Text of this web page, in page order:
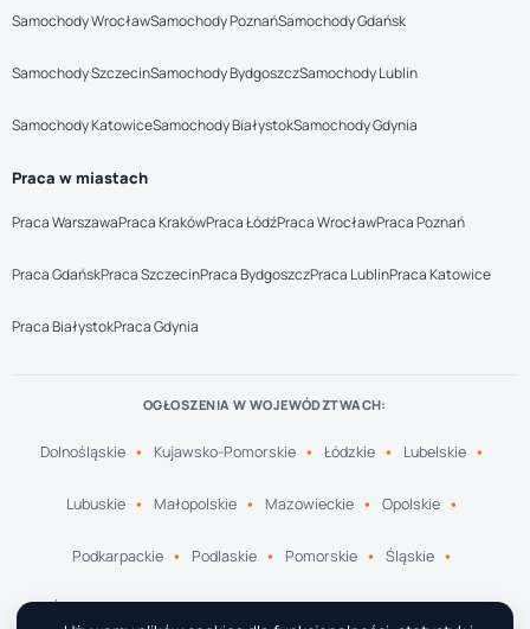
Samochody WrocławSamochody PoznańSamochody Gdańsk
Samochody SzczecinSamochody BydgoszczSamochody Lublin
Samochody KatowiceSamochody BiałystokSamochody Gdynia
Praca w miastach
Praca WarszawaPraca KrakówPraca ŁódźPraca WrocławPraca Poznań
Praca GdańskPraca SzczecinPraca BydgoszczPraca LublinPraca Katowice
Praca BiałystokPraca Gdynia
OGŁOSZENIA W WOJEWÓDZTWACH:
Dolnośląskie Kujawsko-Pomorskie Łódzkie Lubelskie
Lubuskie Małopolskie Mazowieckie Opolskie
Podkarpackie Podlaskie Pomorskie Śląskie
Świętokrzyskie Warmińsko-Mazurskie Wielkopolskie